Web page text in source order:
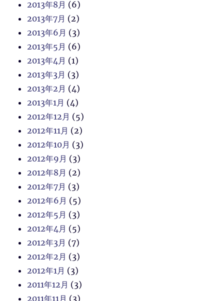
2013年8月 (6)
2013年7月 (2)
2013年6月 (3)
2013年5月 (6)
2013年4月 (1)
2013年3月 (3)
2013年2月 (4)
2013年1月 (4)
2012年12月 (5)
2012年11月 (2)
2012年10月 (3)
2012年9月 (3)
2012年8月 (2)
2012年7月 (3)
2012年6月 (5)
2012年5月 (3)
2012年4月 (5)
2012年3月 (7)
2012年2月 (3)
2012年1月 (3)
2011年12月 (3)
2011年11月 (3)